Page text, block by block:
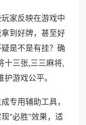
家反映在游戏中
到好牌，甚至好
是不是有挂？确
十三张,三三麻将,
游戏公平。
专用辅助工具，
“必胜”效果，适